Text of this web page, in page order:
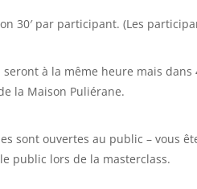
30′ par participant. (Les
seront à la même heure mais
la Maison Puliérane.
sont ouvertes au public – vous
public lors de la masterclass.